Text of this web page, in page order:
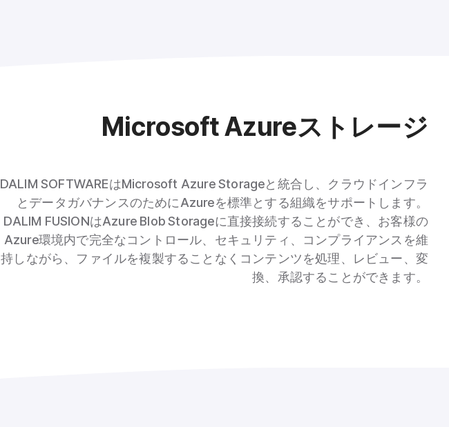
Microsoft Azureストレージ
DALIM SOFTWAREはMicrosoft Azure Storageと統合し、クラウドインフラ
とデータガバナンスのためにAzureを標準とする組織をサポートします。
DALIM FUSIONはAzure Blob Storageに直接接続することができ、お客様の
Azure環境内で完全なコントロール、セキュリティ、コンプライアンスを維
持しながら、ファイルを複製することなくコンテンツを処理、レビュー、変
換、承認することができます。